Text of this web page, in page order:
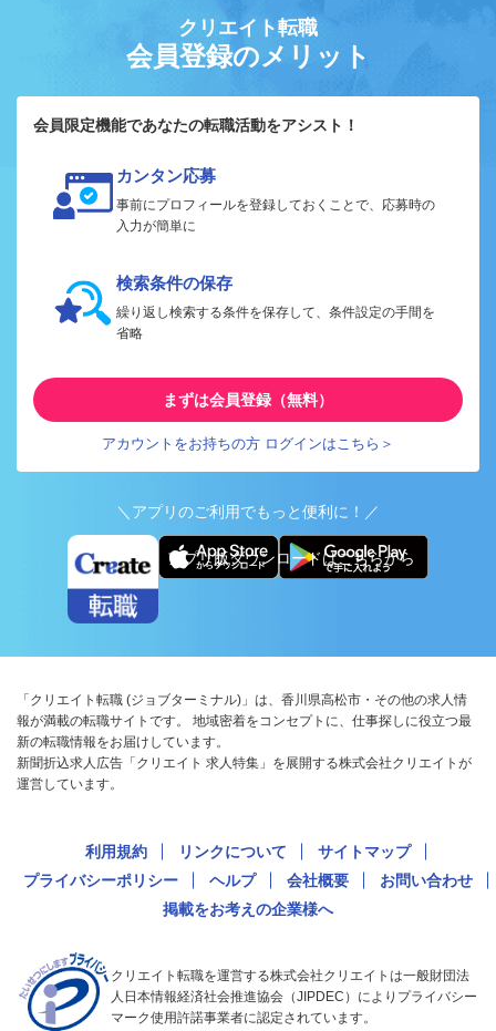
クリエイト転職
会員登録のメリット
会員限定機能であなたの転職活動をアシスト！
カンタン応募
事前にプロフィールを登録しておくことで、応募時の
入力が簡単に
検索条件の保存
繰り返し検索する条件を保存して、条件設定の手間を
省略
まずは会員登録（無料）
アカウントをお持ちの方 ログインはこちら＞
＼アプリのご利用でもっと便利に！／
アプリ版ダウンロードはこちらから
「クリエイト転職 (ジョブターミナル)」は、香川県高松市・その他の求人情
報が満載の転職サイトです。 地域密着をコンセプトに、仕事探しに役立つ最
新の転職情報をお届けしています。
新聞折込求人広告「クリエイト 求人特集」を展開する株式会社クリエイトが
運営しています。
利用規約 リンクについて
サイトマップ
プライバシーポリシー
ヘルプ 会社概要
お問い合わせ
掲載をお考えの企業様へ
クリエイト転職を運営する株式会社クリエイトは一般財団法
人日本情報経済社会推進協会（JIPDEC）によりプライバシー
マーク使用許諾事業者に認定されています。